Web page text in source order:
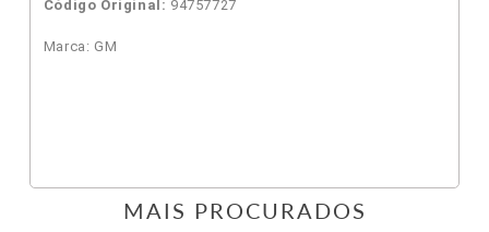
Código Original: 94757727
Marca: GM
MAIS PROCURADOS